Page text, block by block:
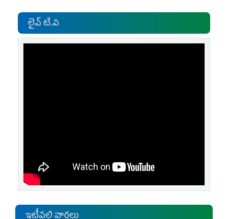
లైవ్ టి.వి